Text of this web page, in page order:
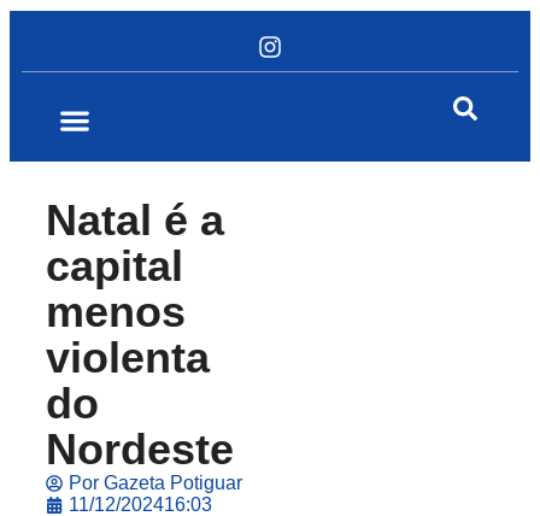
Natal é a
capital
menos
violenta
do
Nordeste
Por Gazeta Potiguar
11/12/202416:03